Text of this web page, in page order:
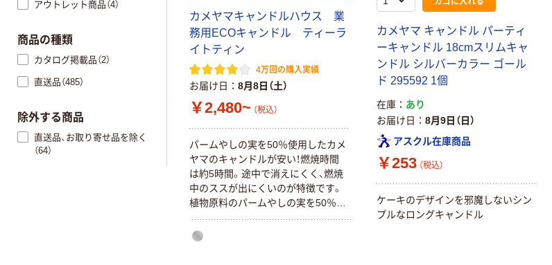
カメヤマキャンドルハウス 業
務用ECOキャンドル ティーラ
イトティン
4万回の購入実績
お届け日 8月8日（土）
￥2,480~ （税込）
パームやしの実を50％使用したカメ
ヤマのキャンドルが安い！燃焼時間
は約5時間。途中で消えにくく、燃焼
中のススが出にくいのが特徴です。
植物原料のパームやしの実を50％使
っているのでロウ特有の嫌な匂いが
しません。ススが出にくいので、キャ
カメヤマ キャンドル パーティ
ーキャンドル 18cmスリムキャ
ンドル シルバーカラー ゴール
ド 295592 1個
在庫
あり
お届け日
8月9日（日）
アスクル在庫商品
￥253 （税込）
ケーキのデザインを邪魔しないシン
プルなロングキャンドル
アウトレット商品（4）
商品の種類
カタログ掲載品（2）
直送品（485）
除外する商品
直送品、お取り寄せ品を除く
（64）